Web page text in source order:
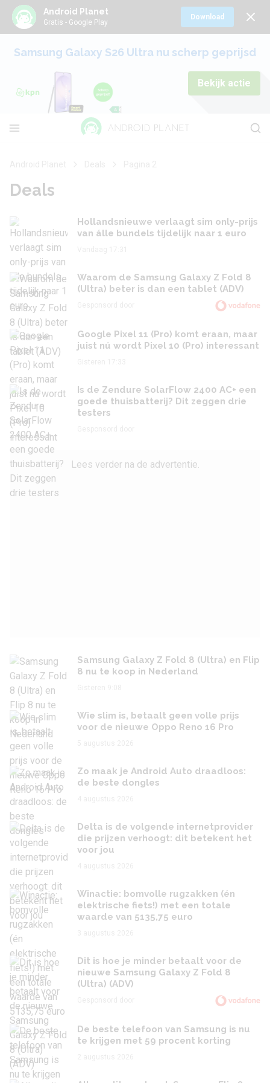
Android Planet
Gratis - Google Play
Download
Samsung Galaxy S26 Ultra nu scherp geprijsd
Bekijk actie
Deals
Hollandsnieuwe verlaagt sim only-prijs
van álle bundels tijdelijk naar 1 euro
Waarom de Samsung Galaxy Z Fold 8
(Ultra) beter is dan een tablet (ADV)
Google Pixel 11 (Pro) komt eraan, maar
juist nú wordt Pixel 10 (Pro) interessant
Is de Zendure SolarFlow 2400 AC+ een
goede thuisbatterij? Dit zeggen drie
testers
Lees verder na de advertentie.
Samsung Galaxy Z Fold 8 (Ultra) en Flip
8 nu te koop in Nederland
Wie slim is, betaalt geen volle prijs
voor de nieuwe Oppo Reno 16 Pro
Zo maak je Android Auto draadloos:
de beste dongles
Delta is de volgende internetprovider
die prijzen verhoogt: dit betekent het
voor jou
Winactie: bomvolle rugzakken (én
elektrische fiets!) met een totale
waarde van 5135,75 euro
Dit is hoe je minder betaalt voor de
nieuwe Samsung Galaxy Z Fold 8
(Ultra) (ADV)
De beste telefoon van Samsung is nu
te krijgen met 59 procent korting